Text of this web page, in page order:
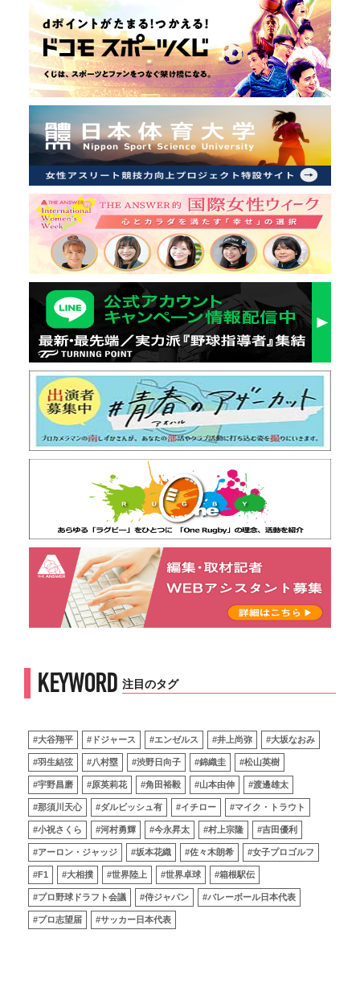
KEYWORD 注目のタグ
#大谷翔平 #ドジャース #エンゼルス #井上尚弥 #大坂なおみ
#羽生結弦 #八村塁 #渋野日向子 #錦織圭 #松山英樹
#宇野昌磨 #原英莉花 #角田裕毅 #山本由伸 #渡邊雄太
#那須川天心 #ダルビッシュ有 #イチロー #マイク・トラウト
#小祝さくら #河村勇輝 #今永昇太 #村上宗隆 #吉田優利
#アーロン・ジャッジ #坂本花織 #佐々木朗希 #女子プロゴルフ
#F1 #大相撲 #世界陸上 #世界卓球 #箱根駅伝
#プロ野球ドラフト会議 #侍ジャパン #バレーボール日本代表
#プロ志望届 #サッカー日本代表